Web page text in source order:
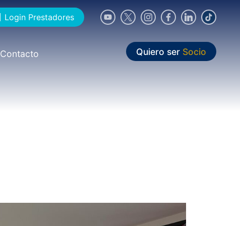
Login Prestadores
Contacto Quiero ser Socio